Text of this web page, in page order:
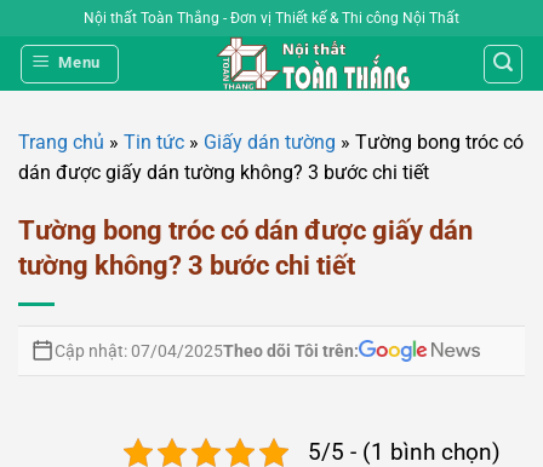
qua
nội
Nội thất Toàn Thắng - Đơn vị Thiết kế & Thi công Nội Thất
Menu
Trang chủ » Tin tức » Giấy dán tường » Tường bong tróc có
dán được giấy dán tường không? 3 bước chi tiết
Tường bong tróc có dán được giấy dán
tường không? 3 bước chi tiết
Cập nhật: 07/04/2025Theo dõi Tôi trên:
5/5 - (1 bình chọn)